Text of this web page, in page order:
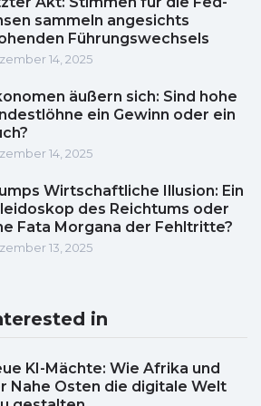
sammeln angesichts
Führungswechsels
14, 2025
äußern sich: Sind hohe
ein Gewinn oder ein
14, 2025
Wirtschaftliche Illusion: Ein
des Reichtums oder
Fata Morgana der Fehltritte?
13, 2025
in
KI-Mächte: Wie Afrika und
Nahe Osten die digitale Welt